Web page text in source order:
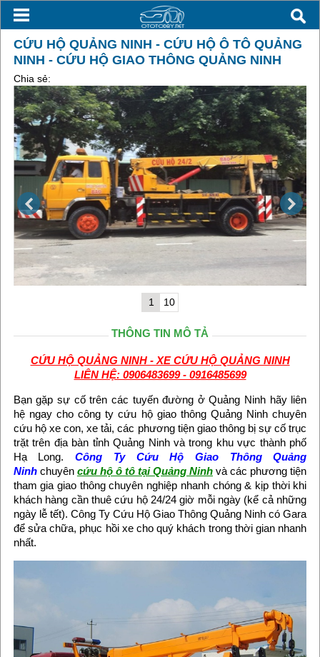
CỨU HỘ QUẢNG NINH - CỨU HỘ Ô TÔ QUẢNG
NINH - CỨU HỘ GIAO THÔNG QUẢNG NINH
Chia sẻ:
1 10
THÔNG TIN MÔ TẢ
CỨU HỘ QUẢNG NINH - XE CỨU HỘ QUẢNG NINH
LIÊN HỆ: 0906483699 - 0916485699
Bạn gặp sự cố trên các tuyến đường ở Quảng Ninh hãy liên
hệ ngay cho công ty cứu hộ giao thông Quảng Ninh chuyên
cứu hộ xe con, xe tải, các phương tiện giao thông bị sự cố trục
trặt trên địa bàn tỉnh Quảng Ninh và trong khu vực thành phố
Hạ Long.Công Ty Cứu Hộ Giao Thông Quảng
Ninhchuyên cứu hộ ô tô tại Quảng Ninh và các phương tiện
tham gia giao thông chuyên nghiệp nhanh chóng & kịp thời khi
khách hàng cần thuê cứu hộ 24/24 giờ mỗi ngày (kể cả những
ngày lễ tết). Công Ty Cứu Hộ Giao Thông Quảng Ninh có Gara
để sửa chữa, phục hồi xe cho quý khách trong thời gian nhanh
nhất.